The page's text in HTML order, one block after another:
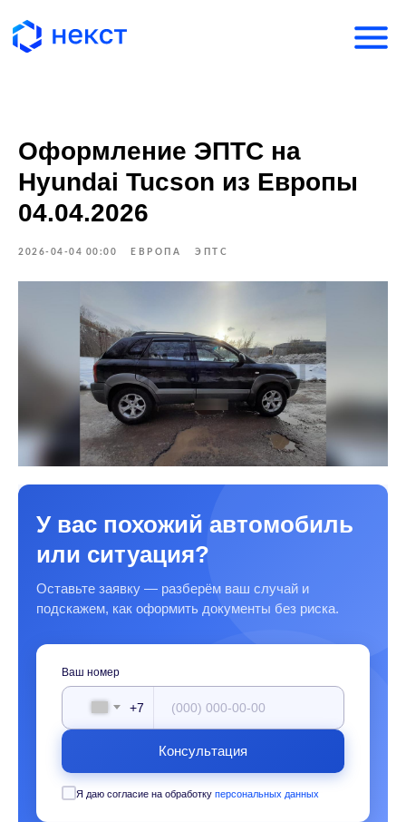
Оформление ЭПТС на
Hyundai Tucson из Европы
04.04.2026
2026-04-04 00:00 ЕВРОПА ЭПТС
У вас похожий автомобиль
или ситуация?
Оставьте заявку — разберём ваш случай и
подскажем, как оформить документы без риска.
Ваш номер
+7
Консультация
Я даю согласие на обработку персональных данных